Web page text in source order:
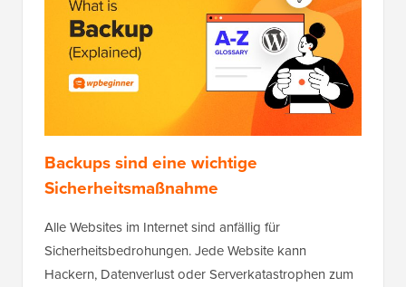
Backups sind eine wichtige
Sicherheitsmaßnahme
Alle Websites im Internet sind anfällig für
Sicherheitsbedrohungen. Jede Website kann
Hackern, Datenverlust oder Serverkatastrophen zum